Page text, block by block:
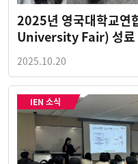
2025년 영국대학교연
University Fair) 성료
2025.10.20
IEN 소식